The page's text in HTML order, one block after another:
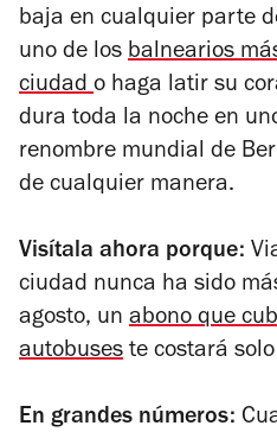
baja en cualquier parte
uno de los balnearios
ciudad o haga latir su
dura toda la noche en
renombre mundial de
de cualquier manera.
Visítala ahora porque:
ciudad nunca ha sido
agosto, un abono que
autobuses te costará
En grandes números: C